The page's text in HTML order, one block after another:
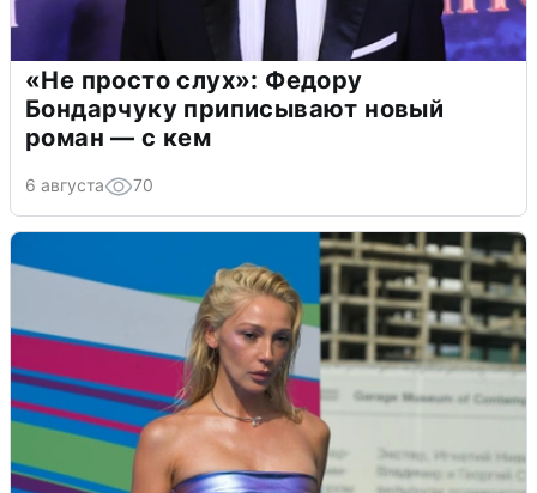
«Не просто слух»: Федору
Бондарчуку приписывают новый
роман — с кем
6 августа 70